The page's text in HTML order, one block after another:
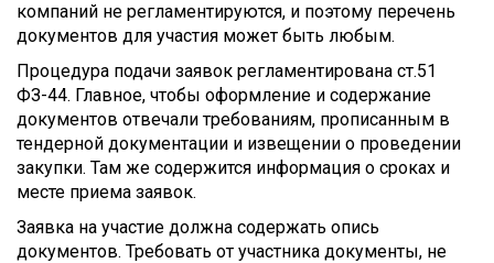
компаний не регламентируются, и поэтому перечень
документов для участия может быть любым.
Процедура подачи заявок регламентирована ст.51
ФЗ-44. Главное, чтобы оформление и содержание
документов отвечали требованиям, прописанным в
тендерной документации и извещении о проведении
закупки. Там же содержится информация о сроках и
месте приема заявок.
Заявка на участие должна содержать опись
документов. Требовать от участника документы, не